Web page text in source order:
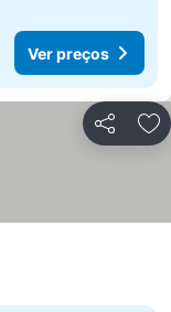
Ver preços
Partilhar